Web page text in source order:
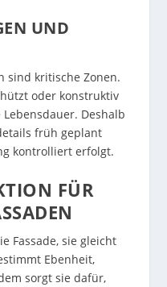
UND
sind kritische Zonen.
oder konstruktiv
Deshalb
früh geplant
kontrolliert erfolgt.
FÜR
Fassade, sie gleicht
Ebenheit,
sorgt sie dafür,